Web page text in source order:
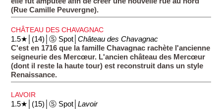
(Rue Camille Peuvergne).
CHÂTEAU DES CHAVAGNAC
1.5★│(14)│Ⓢ Spot│Château des Chavagnac
C'est en 1716 que la famille Chavagnac rachète l'ancienne
seigneurie des Mercœur. L'ancien château des Mercœur
(dont il reste la haute tour) est reconstruit dans un style
Renaissance.
LAVOIR
1.5★│(15)│Ⓢ Spot│Lavoir